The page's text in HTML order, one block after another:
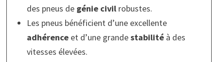
des pneus de génie civilrobustes.
Les pneus bénéficient d’une excellente
adhérenceet d’une grandestabilitéà des
vitesses élevées.